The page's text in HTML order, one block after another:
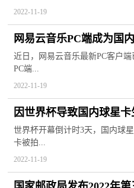
2022-11-19
网易云音乐PC端成为国
平台 丰富听众选择
近日，网易云音乐最新PC客户
PC端...
2022-11-19
因世界杯导致国内球星
被拍卖出32万元
世界杯开幕倒计时3天，国内球
卡被拍...
2022-11-19